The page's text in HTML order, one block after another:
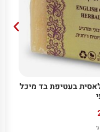
בעטיפת בד מיכל